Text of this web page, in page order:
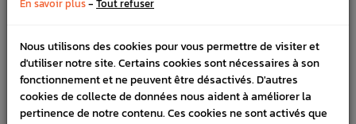
Marque :INOXCAR
Référence : 1792
FICHE TECHNIQUE
En savoir plus Tout refuser
Nous utilisons des cookies pour vous permettre de visiter et
d'utiliser notre site. Certains cookies sont nécessaires à son
fonctionnement et ne peuvent être désactivés. D'autres
cookies de collecte de données nous aident à améliorer la
pertinence de notre contenu. Ces cookies ne sont activés que